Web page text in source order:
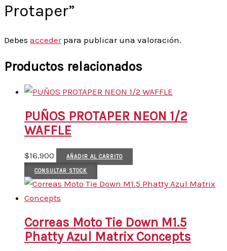
Protaper”
Debes accederpara publicar una valoración.
Productos relacionados
PUÑOS PROTAPER NEON 1/2
WAFFLE
$16.900 AÑADIR AL CARRITO
CONSULTAR STOCK
Correas Moto Tie Down M1.5
Phatty Azul Matrix Concepts